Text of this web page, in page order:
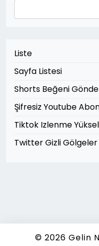
Liste
Sayfa Listesi
Shorts Beğeni
Şifresiz Youtube
Tiktok Izlenme
Twitter Gizli Gölgeler
© 2026 Gelin